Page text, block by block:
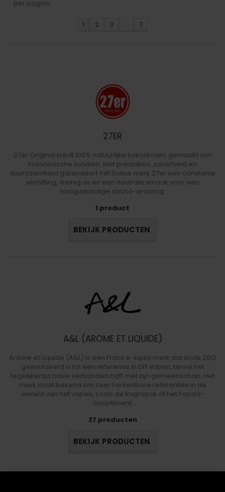
per pagina
1 2 3 ... 7
27ER
27er Original biedt 100% natuurlijke kokoskolen, gemaakt van
Indonesische schalen. Met prestaties, zuiverheid en
duurzaamheid garandeert het Duitse merk 27er een constante
verhitting, weinig as en een neutrale smaak voor een
hoogwaardige shisha-ervaring.
1 product
BEKIJK PRODUCTEN
A&L (AROME ET LIQUIDE)
Arôme et Liquide (A&L) is een Frans e-liquid merk dat sinds 2012
geëvolueerd is tot een referentie in DIY vapen, terwijl het
tegelijkertijd nauw verbonden blijft met zijn gemeenschap. Het
merk staat bekend om zeer herkenbare referenties in de
wereld van het vapen, zoals de Ragnarok of het Panda-
assortiment.
27 producten
BEKIJK PRODUCTEN